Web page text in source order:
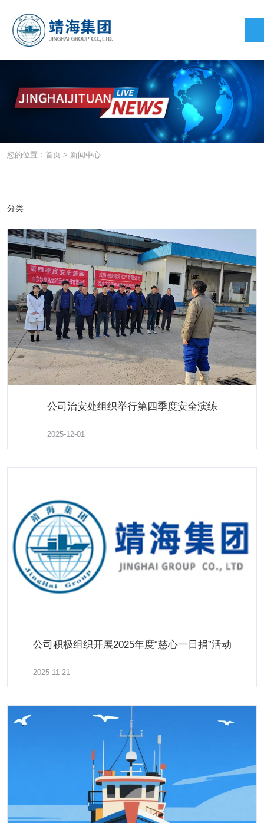
您的位置：首页 > 新闻中心
2025-05-06
练好责任落实基本功，打好规范管理组合拳 沙窝岛
中心渔港多措并举强化休渔期渔港渔船管控
了解更多
了解更多
2025-04-18
分类
公司治安处组织举行第四季度安全演练
2025-12-01
公司积极组织开展2025年度“慈心一日捐”活动
2025-11-21